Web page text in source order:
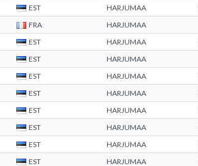
EST HARJUMAA
FRA
HARJUMAA
EST HARJUMAA
EST
HARJUMAA
EST HARJUMAA
EST HARJUMAA
EST HARJUMAA
EST HARJUMAA
EST HARJUMAA
EST HARJUMAA